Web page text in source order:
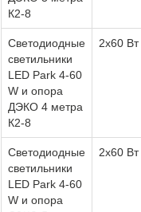
К2-8
Светодиодные
светильники
LED Park 4-60
W и опора
ДЭКО 4 метра
К2-8
2х60 Вт
Светодиодные
светильники
LED Park 4-60
W и опора
2х60 Вт